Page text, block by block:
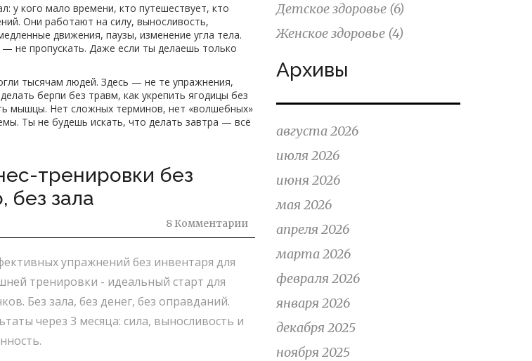
у кого мало времени, кто путешествует, кто
Они работают на силу, выносливость,
движения, паузы, изменение угла тела.
не пропускать. Даже если ты делаешь только
тысячам людей. Здесь — не те упражнения,
берпи без травм, как укрепить ягодицы без
мышцы. Нет сложных терминов, нет «волшебных»
Ты не будешь искать, что делать завтра — всё
тренировки без
без зала
8 Комментарии
упражнений без инвентаря для
тренировки - идеальный старт для
Без зала, без денег, без оправданий.
через 3 месяца: сила, выносливость и
Детское здоровье (6)
Женское здоровье (4)
Архивы
августа 2026
июля 2026
июня 2026
мая 2026
апреля 2026
марта 2026
февраля 2026
января 2026
декабря 2025
ноября 2025